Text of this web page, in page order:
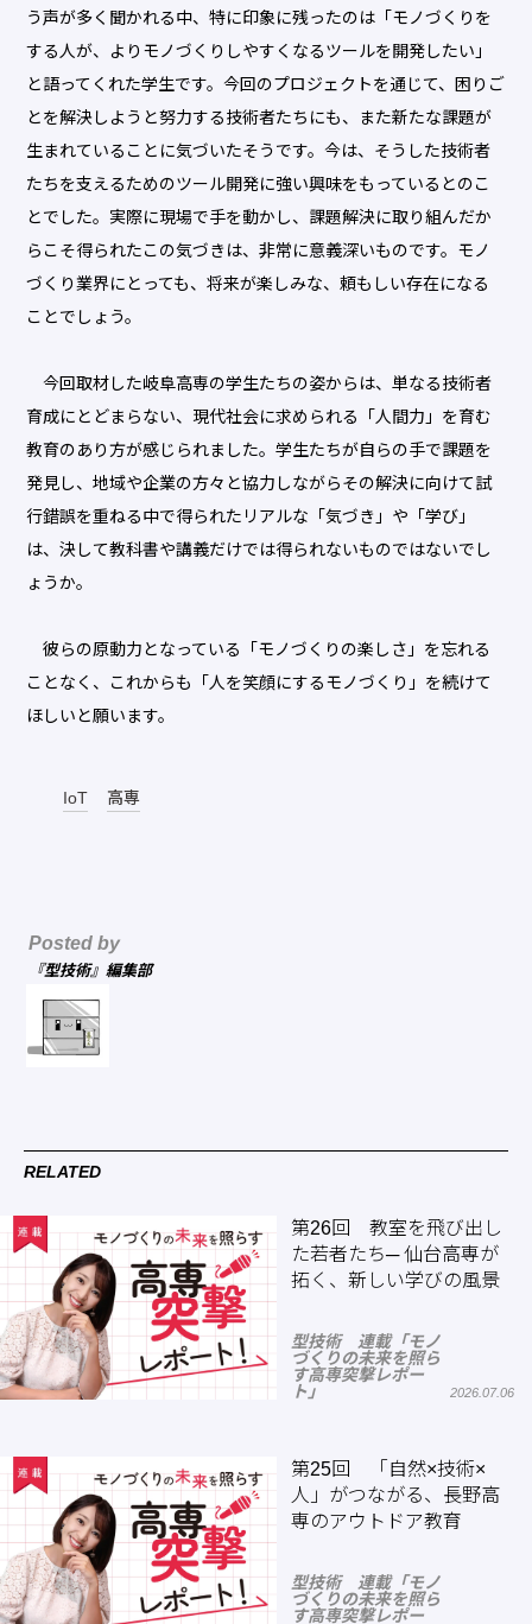
う声が多く聞かれる中、特に印象に残ったのは「モノづくりを
する人が、よりモノづくりしやすくなるツールを開発したい」
と語ってくれた学生です。今回のプロジェクトを通じて、困りご
とを解決しようと努力する技術者たちにも、また新たな課題が
生まれていることに気づいたそうです。今は、そうした技術者
たちを支えるためのツール開発に強い興味をもっているとのこ
とでした。実際に現場で手を動かし、課題解決に取り組んだか
らこそ得られたこの気づきは、非常に意義深いものです。モノ
づくり業界にとっても、将来が楽しみな、頼もしい存在になる
ことでしょう。
今回取材した岐阜高専の学生たちの姿からは、単なる技術者
育成にとどまらない、現代社会に求められる「人間力」を育む
教育のあり方が感じられました。学生たちが自らの手で課題を
発見し、地域や企業の方々と協力しながらその解決に向けて試
行錯誤を重ねる中で得られたリアルな「気づき」や「学び」
は、決して教科書や講義だけでは得られないものではないでし
ょうか。
彼らの原動力となっている「モノづくりの楽しさ」を忘れる
ことなく、これからも「人を笑顔にするモノづくり」を続けて
ほしいと願います。
IoT 高専
Posted by
『型技術』編集部
RELATED
第26回 教室を飛び出し
た若者たち─ 仙台高専が
拓く、新しい学びの風景
型技術 連載「モノ
づくりの未来を照ら
す高専突撃レポー
ト」
2026.07.06
第25回 「自然×技術×
人」がつながる、長野高
専のアウトドア教育
型技術 連載「モノ
づくりの未来を照ら
す高専突撃レポー